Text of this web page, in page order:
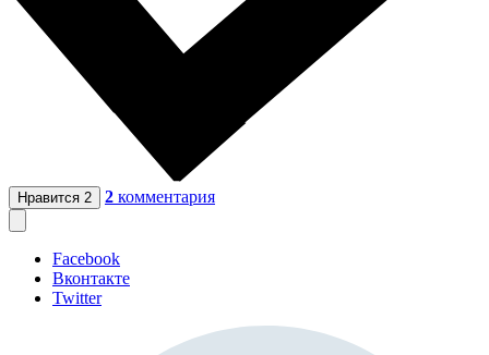
Нравится 2 2 комментария
Facebook
Вконтакте
Twitter